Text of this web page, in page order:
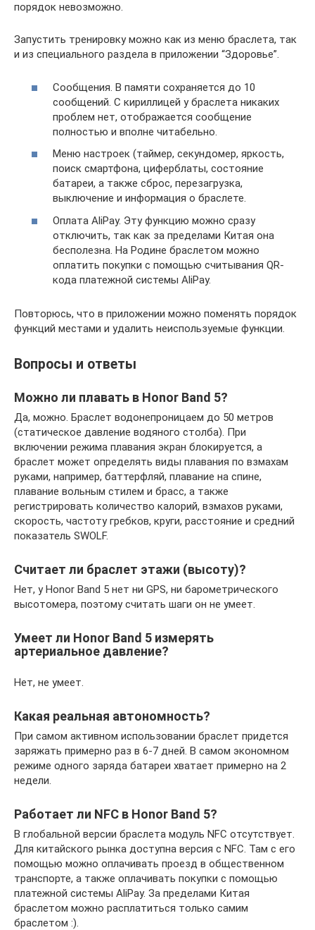
порядок невозможно.
Запустить тренировку можно как из меню браслета, так
и из специального раздела в приложении “Здоровье”.
Сообщения. В памяти сохраняется до 10
сообщений. С кириллицей у браслета никаких
проблем нет, отображается сообщение
полностью и вполне читабельно.
Меню настроек (таймер, секундомер, яркость,
поиск смартфона, циферблаты, состояние
батареи, а также сброс, перезагрузка,
выключение и информация о браслете.
Оплата AliPay. Эту функцию можно сразу
отключить, так как за пределами Китая она
бесполезна. На Родине браслетом можно
оплатить покупки с помощью считывания QR-
кода платежной системы AliPay.
Повторюсь, что в приложении можно поменять порядок
функций местами и удалить неиспользуемые функции.
Вопросы и ответы
Можно ли плавать в Honor Band 5?
Да, можно. Браслет водонепроницаем до 50 метров
(статическое давление водяного столба). При
включении режима плавания экран блокируется, а
браслет может определять виды плавания по взмахам
руками, например, баттерфляй, плавание на спине,
плавание вольным стилем и брасс, а также
регистрировать количество калорий, взмахов руками,
скорость, частоту гребков, круги, расстояние и средний
показатель SWOLF.
Считает ли браслет этажи (высоту)?
Нет, у Honor Band 5 нет ни GPS, ни барометрического
высотомера, поэтому считать шаги он не умеет.
Умеет ли Honor Band 5 измерять
артериальное давление?
Нет, не умеет.
Какая реальная автономность?
При самом активном использовании браслет придется
заряжать примерно раз в 6-7 дней. В самом экономном
режиме одного заряда батареи хватает примерно на 2
недели.
Работает ли NFC в Honor Band 5?
В глобальной версии браслета модуль NFC отсутствует.
Для китайского рынка доступна версия с NFC. Там с его
помощью можно оплачивать проезд в общественном
транспорте, а также оплачивать покупки с помощью
платежной системы AliPay. За пределами Китая
браслетом можно расплатиться только самим
браслетом :).